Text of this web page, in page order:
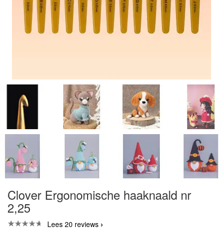
Clover Ergonomische haaknaald nr
2,25
Lees 20 reviews